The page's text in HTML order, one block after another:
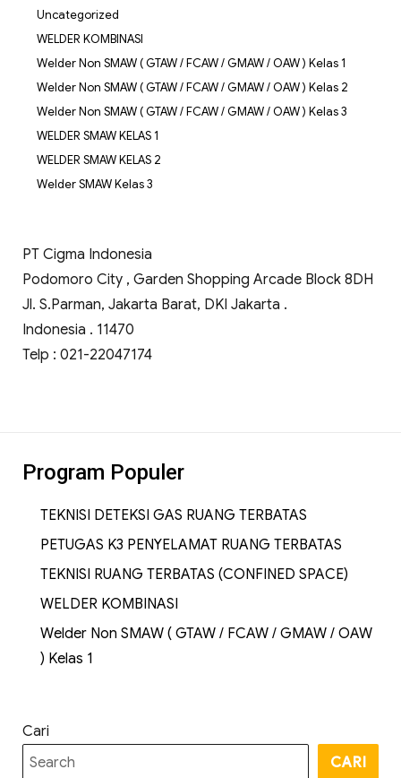
Uncategorized
WELDER KOMBINASI
Welder Non SMAW ( GTAW / FCAW / GMAW / OAW ) Kelas 1
Welder Non SMAW ( GTAW / FCAW / GMAW / OAW ) Kelas 2
Welder Non SMAW ( GTAW / FCAW / GMAW / OAW ) Kelas 3
WELDER SMAW KELAS 1
WELDER SMAW KELAS 2
Welder SMAW Kelas 3
PT Cigma Indonesia
Podomoro City , Garden Shopping Arcade Block 8DH
Jl. S.Parman, Jakarta Barat, DKI Jakarta .
Indonesia . 11470
Telp : 021-22047174
Program Populer
TEKNISI DETEKSI GAS RUANG TERBATAS
PETUGAS K3 PENYELAMAT RUANG TERBATAS
TEKNISI RUANG TERBATAS (CONFINED SPACE)
WELDER KOMBINASI
Welder Non SMAW ( GTAW / FCAW / GMAW / OAW
) Kelas 1
Cari
CARI